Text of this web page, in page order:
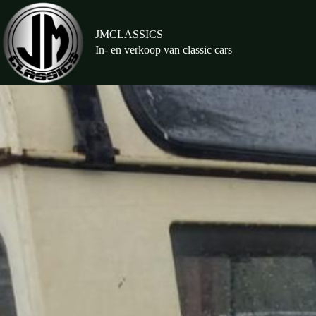
naar
de
inhoud
JMCLASSICS
In- en verkoop van classic cars